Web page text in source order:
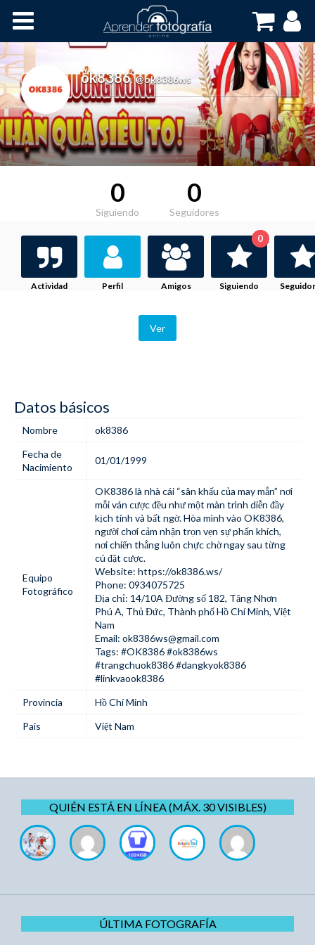
Cursos OnLine
ok8386,@ok8386ws
0
Siguiendo
0
Seguidores
Actividad Perfil Amigos Siguiendo
0
Ver
Datos básicos
Nombre
ok8386
Fecha de
Nacimiento
01/01/1999
Equipo
Fotográfico
OK8386 là nhà cái “sân khấu của may mắn” nơi
mỗi ván cược đều như một màn trình diễn đầy
kịch tính và bất ngờ. Hòa mình vào OK8386,
người chơi cảm nhận trọn vẹn sự phấn khích,
nơi chiến thắng luôn chực chờ ngay sau từng
cú đặt cược.
Website: https://ok8386.ws/
Phone: 0934075725
Địa chỉ: 14/10A Đường số 182, Tăng Nhơn
Phú A, Thủ Đức, Thành phố Hồ Chí Minh, Việt
Nam
Email: ok8386ws@gmail.com
Tags: #OK8386 #ok8386ws
#trangchuok8386 #dangkyok8386
#linkvaook8386
Provincia
Hồ Chí Minh
Pais
Việt Nam
QUIÉN ESTÁ EN LÍNEA (MÁX. 30 VISIBLES)
ÚLTIMA FOTOGRAFÍA